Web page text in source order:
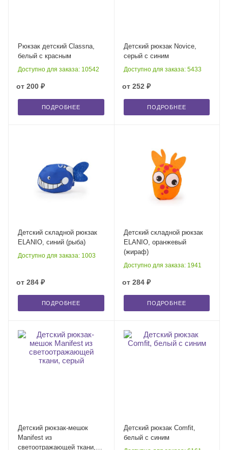
Рюкзак детский Classna,
белый с красным
Доступно для заказа: 10542
от 200 ₽
ПОДРОБНЕЕ
Детский рюкзак Novice,
серый с синим
Доступно для заказа: 5433
от 252 ₽
ПОДРОБНЕЕ
Детский складной рюкзак
ELANIO, синий (рыба)
Доступно для заказа: 1003
от 284 ₽
ПОДРОБНЕЕ
Детский складной рюкзак
ELANIO, оранжевый
(жираф)
Доступно для заказа: 1941
от 284 ₽
ПОДРОБНЕЕ
Детский рюкзак-мешок
Manifest из
светоотражающей ткани,
Детский рюкзак Comfit,
белый с синим